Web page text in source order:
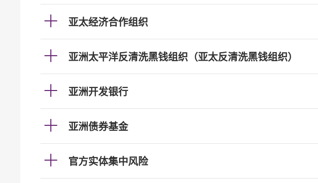
亚太经济合作组织
亚洲太平洋反清洗黑钱组织（亚太反清洗黑钱组织）
亚洲开发银行
亚洲债券基金
官方实体集中风险